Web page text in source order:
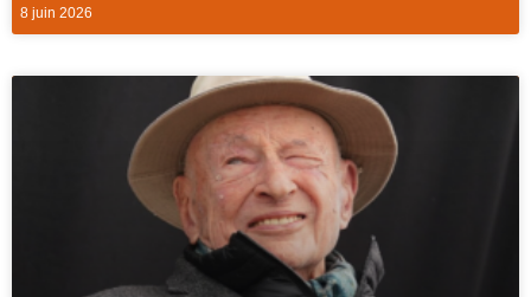
8 juin 2026